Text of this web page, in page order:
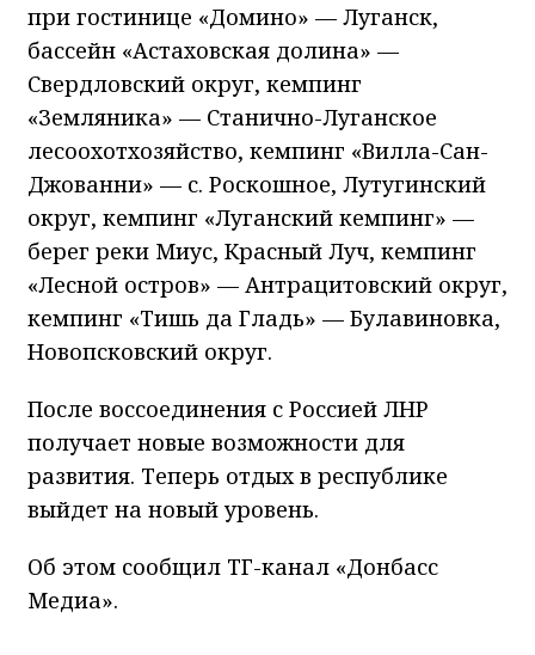
при гостинице «Домино» — Луганск,
бассейн «Астаховская долина» —
Свердловский округ, кемпинг
«Земляника» — Станично-Луганское
лесоохотхозяйство, кемпинг «Вилла-Сан-
Джованни» — с. Роскошное, Лутугинский
округ, кемпинг «Луганский кемпинг» —
берег реки Миус, Красный Луч, кемпинг
«Лесной остров» — Антрацитовский округ,
кемпинг «Тишь да Гладь» — Булавиновка,
Новопсковский округ.
После воссоединения с Россией ЛНР
получает новые возможности для
развития. Теперь отдых в республике
выйдет на новый уровень.
Об этом сообщил ТГ-канал «Донбасс
Медиа».